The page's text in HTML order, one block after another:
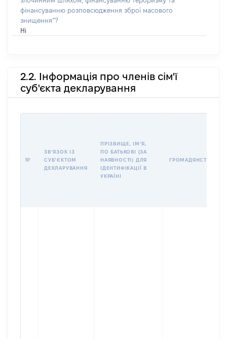
фінансуванню розповсюдження зброї масового
знищення”?
Ні
2.2. Інформація про членів сім'ї
суб'єкта декларування
№
ЗВʼЯЗОК ІЗ
СУБʼЄКТОМ
ДЕКЛАРУВАННЯ
ПРІЗВИЩЕ, ІМʼЯ,
ПО БАТЬКОВІ (ЗА
НАЯВНОСТІ) ДЛЯ
ІДЕНТИФІКАЦІЇ В
УКРАЇНІ
ГРОМАДЯНСТВО